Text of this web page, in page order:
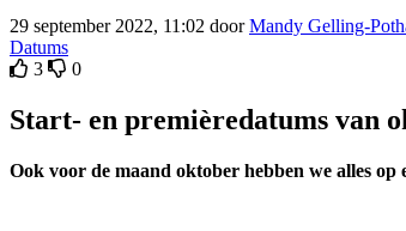
29 september 2022, 11:02 doorMandy Gelling-
Datums
3
0
Start- en premièredatums van
Ook voor de maand oktober hebben we alles